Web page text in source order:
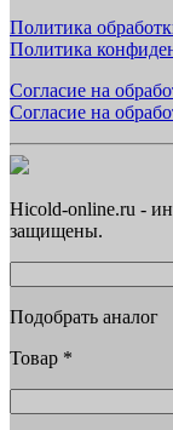
Политика
Политика
Согласие на
Согласие на
Hicold-online.ru -
защищены.
Подобрать аналог
Товар *